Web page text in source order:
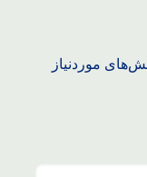
موردنیاز